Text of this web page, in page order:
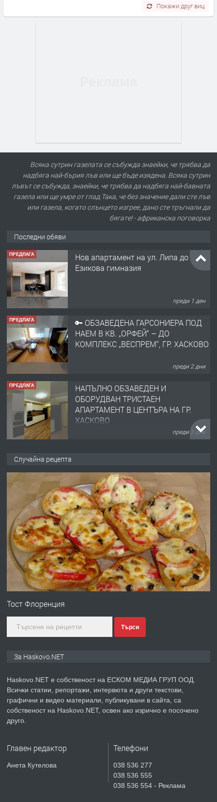
Покажи друг виц
Всяка сутрин газелата се събужда знаейки, че трябва да
надбяга най-бърия лъв или ще бъде изядена. Всяка сутрин
лъвът се събужда, знаейки, че трябва да надбяга най-бавната
газела или ще умре от глад.Така, че без значение дали сте лъв
или газела, когато слънцето изгрее, дано сте тръгнали да
бягате! - африканска поговорка
Последни обяви
ПРЕДЛАГА
Нов апартамент на ул. Липа до
Езикова гимназия
преди 1 ден
ПРЕДЛАГА
🔑 ОБЗАВЕДЕНА ГАРСОНИЕРА ПОД
НАЕМ В КВ. „ОРФЕЙ“ – ДО
КОМПЛЕКС „ВЕСПРЕМ“, ГР. ХАСКОВО
преди 2 дни
ПРЕДЛАГА
НАПЪЛНО ОБЗАВЕДЕН И
ОБОРУДВАН ТРИСТАЕН
АПАРТАМЕНТ В ЦЕНТЪРА НА ГР.
ХАСКОВО
преди 3 дни
преди 3 дни
ПРЕДЛАГА
№4120 Магазин/Офис под наем в кв.
Любен Каравелов, Хасково-близо до
градската градина!
преди 3 дни
ПРЕДЛАГА
ПРОСТОРЕН ТРИСТАЕН
преди 4 дни
ПРЕДЛАГА СГЛОБЯВАНЕ НА МЕБЕЛИ.
№4119 Едностаен обзаведен
Случайна рецепта
Тост Флоренция
Търси
За Haskovo.NET
Haskovo.NET е собственост на ЕСКОМ МЕДИА ГРУП ООД.
Всички статии, репортажи, интервюта и други текстови,
графични и видео материали, публикувани в сайта, са
собственост на Haskovo.NET, освен ако изрично е посочено
друго.
Главен редактор
Анета Кутелова
Телефони
038 536 277
038 536 555
038 536 554 - Реклама